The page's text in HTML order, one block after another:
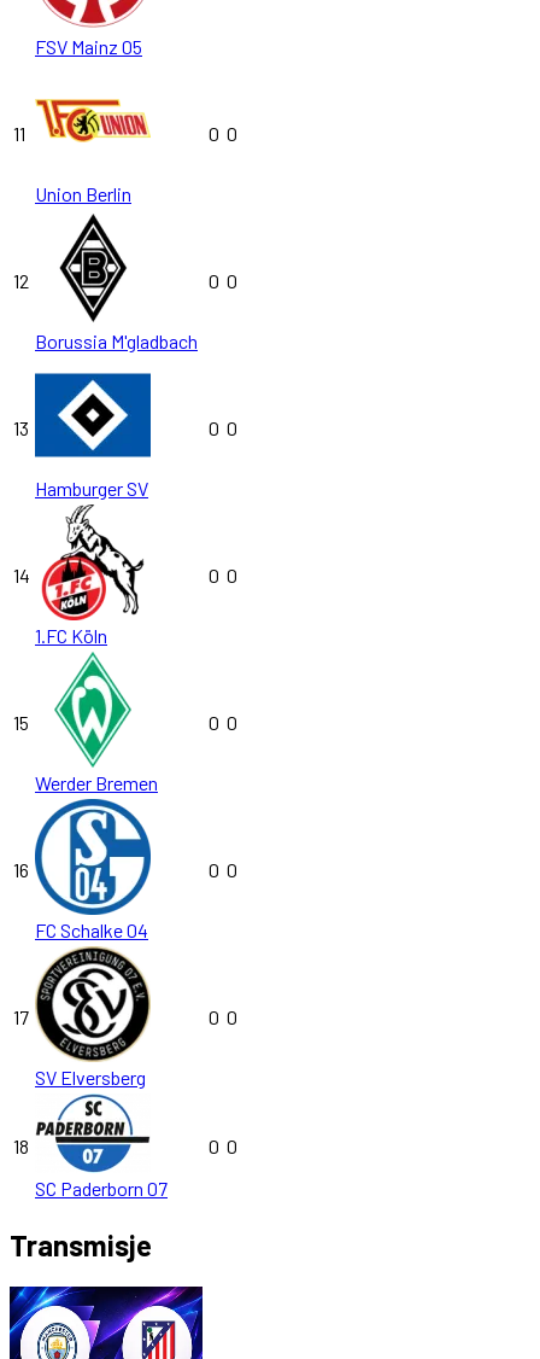
FSV Mainz 05
11
Union Berlin
0 0
12
Borussia M'gladbach
0 0
13
Hamburger SV
0 0
14
1.FC Köln
0 0
15
Werder Bremen
0 0
16
FC Schalke 04
0 0
17
SV Elversberg
0 0
18
SC Paderborn 07
0 0
Transmisje